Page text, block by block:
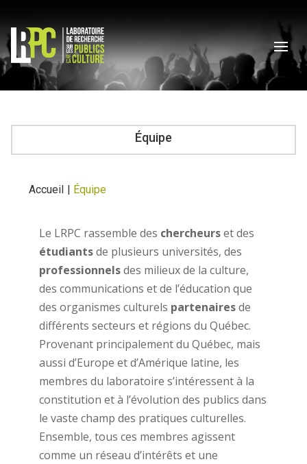
Équipe
Accueil | Équipe
Le LRPC rassemble des chercheurset des
étudiantsde plusieurs universités, des
professionnelsdes milieux de la culture,
des communications et de l’éducation que
des organismes culturels partenairesde
différents secteurs et régions du Québec.
Provenant principalement du Québec, mais
aussi d’Europe et d’Amérique latine, les
membres du laboratoire s’intéressent à la
constitution et à l’évolution des publics dans
le vaste champ des pratiques culturelles.
Ensemble, tous ces membres agissent
comme un réseau d’intérêts et une